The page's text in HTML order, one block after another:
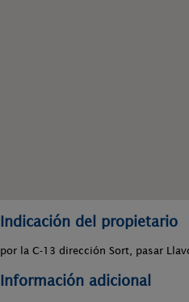
Indicación del propietario
por la C-13 dirección Sort, pasar
Información adicional